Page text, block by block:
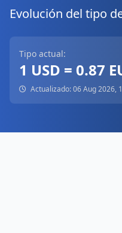
Evolución del tipo
Tipo actual:
1 USD = 0.87
Actualizado: 06 Aug 2026,